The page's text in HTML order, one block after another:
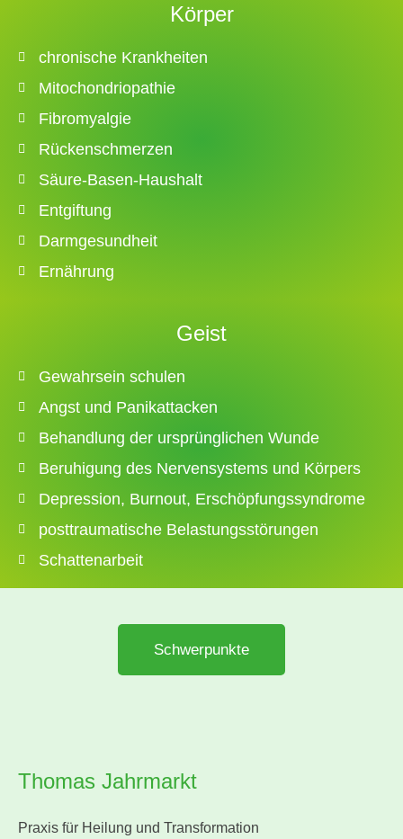
Körper
chronische Krankheiten
Mitochondriopathie
Fibromyalgie
Rückenschmerzen
Säure-Basen-Haushalt
Entgiftung
Darmgesundheit
Ernährung
Geist
Gewahrsein schulen
Angst und Panikattacken​
Behandlung der ursprünglichen Wunde
Beruhigung des Nervensystems und Körpers
Depression, Burnout, Erschöpfungssyndrome
posttraumatische Belastungsstörungen​
Schattenarbeit
Schwerpunkte
Thomas Jahrmarkt
Praxis für Heilung und Transformation